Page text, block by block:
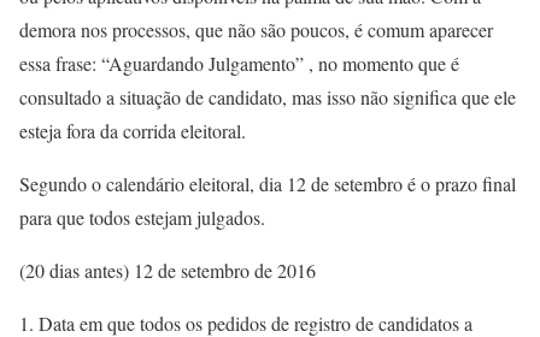
demora nos processos, que não são poucos, é comum aparecer
essa frase: “Aguardando Julgamento” , no momento que é
consultado a situação de candidato, mas isso não significa que ele
esteja fora da corrida eleitoral.
Segundo o calendário eleitoral, dia 12 de setembro é o prazo final
para que todos estejam julgados.
(20 dias antes) 12 de setembro de 2016
Data em que todos os pedidos de registro de candidatos a